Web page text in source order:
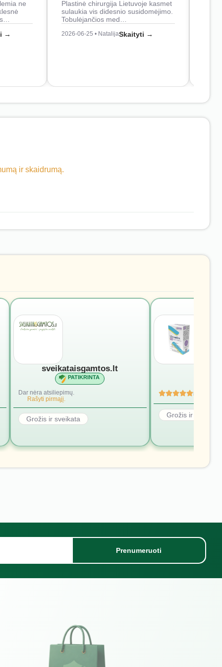
ne
→
Plastinė chirurgija Lietuvoje kasmet
sulaukia vis didesnio susidomėjimo.
Tobulėjančios med…
2026-06-25 • NatalijaSkaityti →
ir skaidrumą.
sveikataisgamtos.lt
PATIKRINTA
Dar nėra atsiliepimų.
Rašyti pirmąjį.
Grožis ir sveikata
5
Grožis ir sveikata
Prenumeruoti